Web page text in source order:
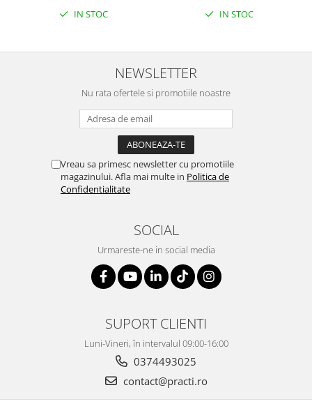
IN STOC IN STOC
NEWSLETTER
Nu rata ofertele si promotiile noastre
Vreau sa primesc newsletter cu promotiile
magazinului. Afla mai multe in Politica de
Confidentialitate
SOCIAL
Urmareste-ne in social media
SUPORT CLIENTI
Luni-Vineri, în intervalul 09:00-16:00
0374493025
contact@practi.ro